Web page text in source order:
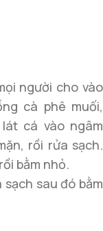
người cho vào
cà phê muối,
cá vào ngâm
rồi rửa sạch.
bằm nhỏ.
sau đó bằm